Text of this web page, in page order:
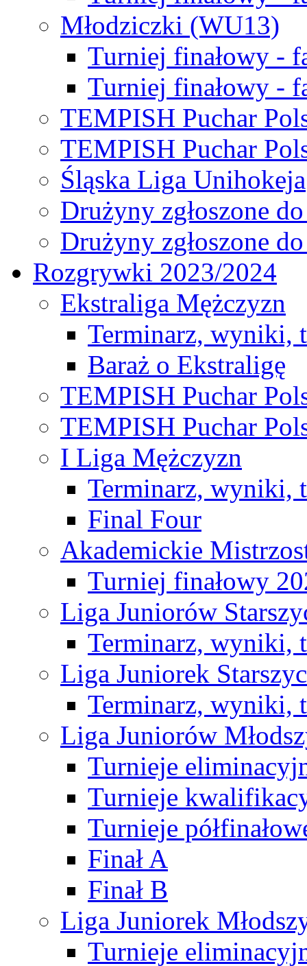
Młodziczki (WU13)
Turniej finałowy -
Turniej finałowy -
TEMPISH Puchar
TEMPISH Puchar
Śląska Liga Unihokeja
Drużyny zgłoszone
Drużyny zgłoszone
Rozgrywki 2023/2024
Ekstraliga Mężczyzn
Terminarz, wyniki,
Baraż o Ekstraligę
TEMPISH Puchar
TEMPISH Puchar
I Liga Mężczyzn
Terminarz, wyniki,
Final Four
Akademickie
Turniej finałowy
Liga Juniorów
Terminarz, wyniki,
Liga Juniorek
Terminarz, wyniki,
Liga Juniorów
Turnieje
Turnieje
Turnieje
Finał A
Finał B
Liga Juniorek
Turnieje